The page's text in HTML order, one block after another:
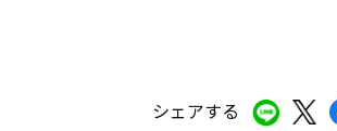
シェアする